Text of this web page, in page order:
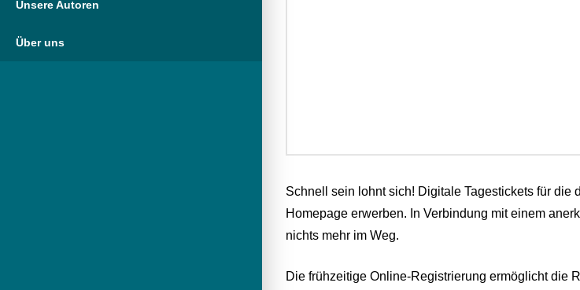
Unsere Autoren
Über uns
Schnell sein lohnt sich! Digitale Tagestickets für
Homepage erwerben. In Verbindung mit einem
nichts mehr im Weg.
Die frühzeitige Online-Registrierung ermöglicht die